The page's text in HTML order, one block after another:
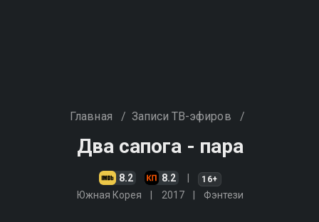
Главная / Записи ТВ-эфиров /
Два сапога - пара
8.2 8.2 16+
Южная Корея 2017 Фэнтези